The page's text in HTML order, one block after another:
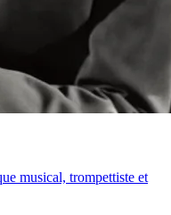
musical, trompettiste et